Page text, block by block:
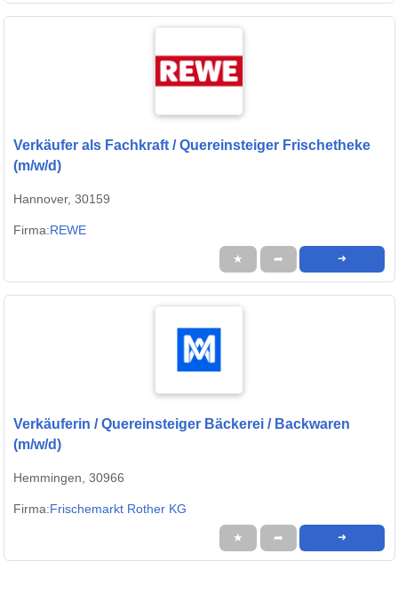
Verkäufer als Fachkraft / Quereinsteiger Frischetheke
(m/w/d)
Hannover, 30159
Firma:REWE
★ ➦ ➜
Verkäuferin / Quereinsteiger Bäckerei / Backwaren
(m/w/d)
Hemmingen, 30966
Firma:Frischemarkt Rother KG
★ ➦ ➜